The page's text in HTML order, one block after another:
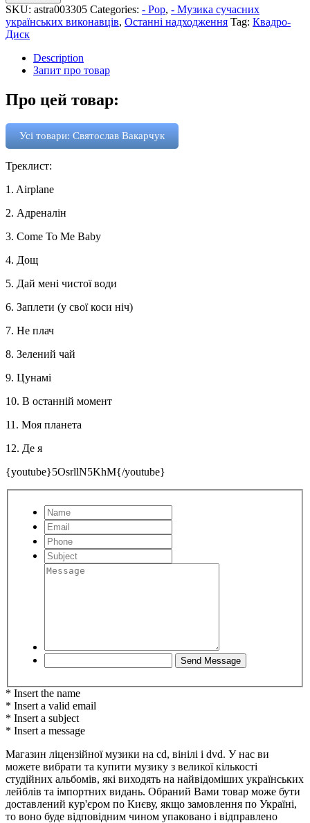
SKU: astra003305 Categories: - Pop, - Музика сучасних
українських виконавців, Останні надходження Tag: Квадро-
Диск
Description
Запит про товар
Про цей товар:
Усі товари: Святослав Вакарчук
Треклист:
1. Airplane
2. Адреналін
3. Come To Me Baby
4. Дощ
5. Дай мені чистої води
6. Заплети (у свої коси ніч)
7. Не плач
8. Зелений чай
9. Цунамі
10. В останній момент
11. Моя планета
12. Де я
{youtube}5OsrllN5KhM{/youtube}
* Insert the name
* Insert a valid email
* Insert a subject
* Insert a message
Магазин ліцензійної музики на cd, вінілі і dvd. У нас ви
можете вибрати та купити музику з великої кількості
студійних альбомів, які виходять на найвідоміших українських
лейблів та імпортних видань. Обраний Вами товар може бути
доставлений кур'єром по Києву, якщо замовлення по Україні,
то воно буде відповідним чином упаковано і відправлено